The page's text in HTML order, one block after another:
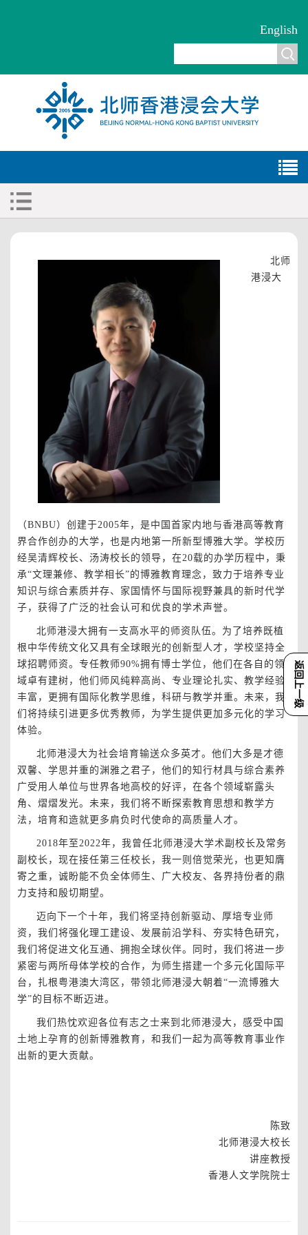
返回上一级
English
北师
港浸大
（BNBU）创建于2005年，是中国首家内地与香港高等教育
界合作创办的大学，也是内地第一所新型博雅大学。学校历
经吴清辉校长、汤涛校长的领导，在20载的办学历程中，秉
承“文理兼修、教学相长”的博雅教育理念，致力于培养专业
知识与综合素质并存、家国情怀与国际视野兼具的新时代学
子，获得了广泛的社会认可和优良的学术声誉。
北师港浸大拥有一支高水平的师资队伍。为了培养既植
根中华传统文化又具有全球眼光的创新型人才，学校坚持全
球招聘师资。专任教师90%拥有博士学位，他们在各自的领
域卓有建树，他们师风纯粹高尚、专业理论扎实、教学经验
丰富，更拥有国际化教学思维，科研与教学并重。未来，我
们将持续引进更多优秀教师，为学生提供更加多元化的学习
体验。
北师港浸大为社会培育输送众多英才。他们大多是才德
双馨、学思并重的渊雅之君子，他们的知行材具与综合素养
广受用人单位与世界各地高校的好评，在各个领域崭露头
角、熠熠发光。未来，我们将不断探索教育思想和教学方
法，培育和造就更多肩负时代使命的高质量人才。
2018年至2022年，我曾任北师港浸大学术副校长及常务
副校长，现在接任第三任校长，我一则倍觉荣光，也更知膺
寄之重，诚盼能不负全体师生、广大校友、各界持份者的鼎
力支持和殷切期望。
迈向下一个十年，我们将坚持创新驱动、厚培专业师
资，我们将强化理工建设、发展前沿学科、夯实特色研究，
我们将促进文化互通、拥抱全球伙伴。同时，我们将进一步
紧密与两所母体学校的合作，为师生搭建一个多元化国际平
台，扎根粤港澳大湾区，带领北师港浸大朝着“一流博雅大
学”的目标不断迈进。
我们热忱欢迎各位有志之士来到北师港浸大，感受中国
土地上孕育的创新博雅教育，和我们一起为高等教育事业作
出新的更大贡献。
陈致
北师港浸大校长
讲座教授
香港人文学院院士